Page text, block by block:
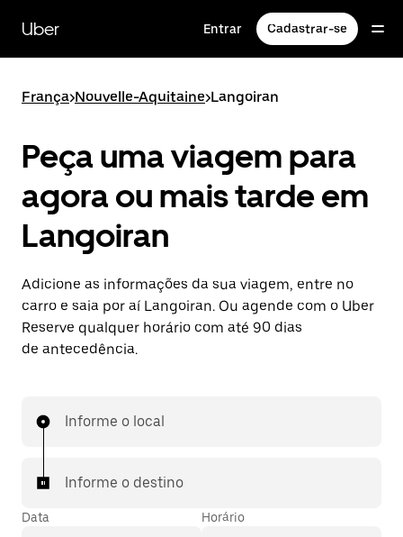
para
conteúdo
Uber Entrar Cadastrar-se
França>Nouvelle-Aquitaine>Langoiran
Peça uma viagem para
agora ou mais tarde em
Langoiran
Adicione as informações da sua viagem, entre no
carro e saia por aí Langoiran. Ou agende com o Uber
Reserve qualquer horário com até 90 dias
de antecedência.
Informe o local
Informe o destino
Data Horário